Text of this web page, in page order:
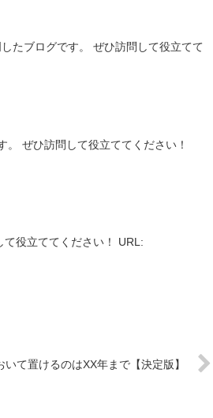
たブログです。 ぜひ訪問して役立てて
。 ぜひ訪問して役立ててください！
て役立ててください！ URL:
て置けるのはXX年まで【決定版】